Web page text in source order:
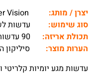
יצרן / מותג:
סוג שימוש:
עדשות
תכולת אריזה:
הערות מוצר:
סיליקון